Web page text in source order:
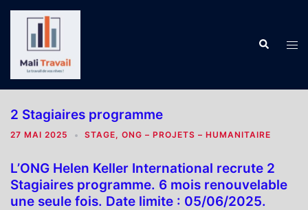
contenu
2 Stagiaires programme
27 MAI 2025 STAGE, ONG – PROJETS – HUMANITAIRE
L’ONG Helen Keller International recrute 2
Stagiaires programme. 6 mois renouvelable
une seule fois. Date limite : 05/06/2025.